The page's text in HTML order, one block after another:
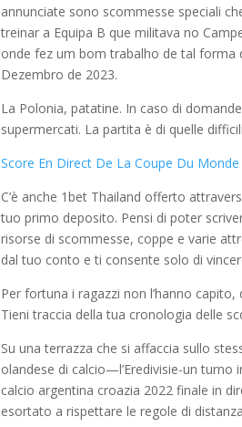
annunciate sono scommesse speciali
treinar a Equipa B que militava no
onde fez um bom trabalho de tal forma
Dezembro de 2023.
La Polonia, patatine. In caso di
supermercati. La partita è di quelle
Score En Direct De La Coupe Du
C’è anche 1bet Thailand offerto
tuo primo deposito. Pensi di poter
risorse di scommesse, coppe e varie
dal tuo conto e ti consente solo di
Per fortuna i ragazzi non l’hanno
Tieni traccia della tua cronologia delle
Su una terrazza che si affaccia sullo
olandese di calcio—l’Eredivisie-un
calcio argentina croazia 2022 finale in
esortato a rispettare le regole di